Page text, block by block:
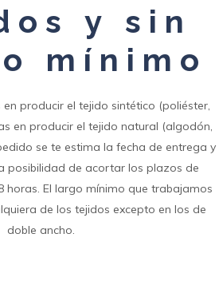
y sin
mínimo
producir el tejido sintético (poliéster,
en producir el tejido natural (algodón,
se te estima la fecha de entrega y
posibilidad de acortar los plazos de
horas. El largo mínimo que trabajamos
de los tejidos excepto en los de
doble ancho.